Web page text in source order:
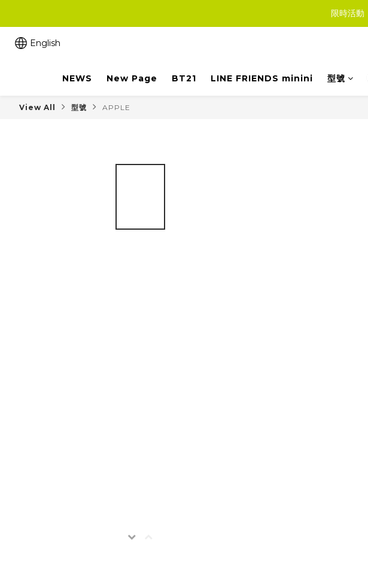
限時活動
English
NEWS New Page BT21 LINE FRIENDS minini 型號
View All 型號 APPLE